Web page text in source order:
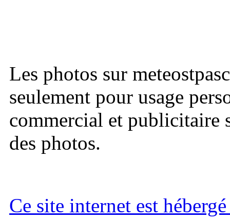
Les photos sur
seulement pour usage
commercial et publicitaire
des photos.
Ce site internet est